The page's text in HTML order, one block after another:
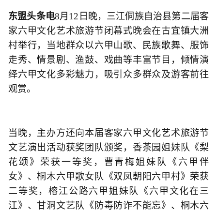
东盟头条电8月12日晚，三江侗族自治县第二届客
家六甲文化艺术旅游节闭幕式晚会在古宜镇大洲
村举行，当地群众以六甲山歌、民族歌舞、服饰
走秀、情景剧、渔鼓、戏曲等丰富节目，倾情演
绎六甲文化多彩魅力，吸引众多群众及游客前往
观赏。
当晚，主办方还向本届客家六甲文化艺术旅游节
文艺演出活动获奖团队颁奖，香茶园姐妹队《梨
花颂》荣获一等奖，曹青梅姐妹队《六甲伴
女》、桐木六甲歌女队《双凤朝阳六甲村》荣获
二等奖，榕江公路六甲姐妹队《六甲文化在三
江》、甘洞文艺队《防毒防诈不能忘》、桐木六